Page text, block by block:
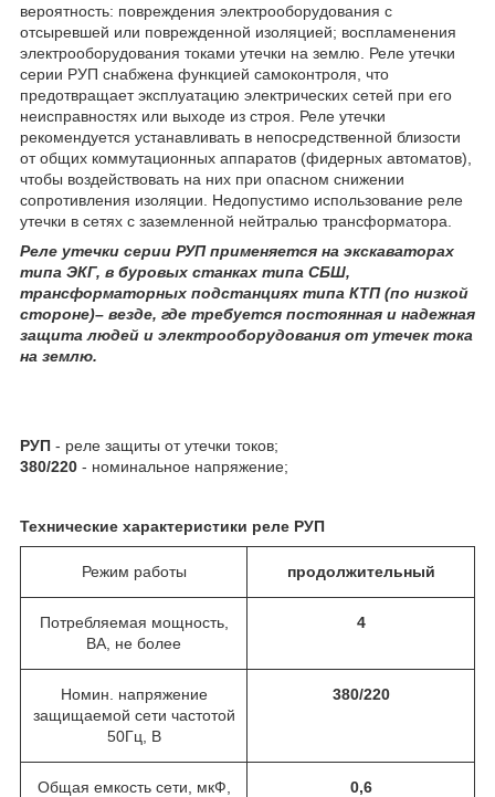
вероятность: повреждения электрооборудования с
отсыревшей или поврежденной изоляцией; воспламенения
электрооборудования токами утечки на землю. Реле утечки
серии РУП снабжена функцией самоконтроля, что
предотвращает эксплуатацию электрических сетей при его
неисправностях или выходе из строя. Реле утечки
рекомендуется устанавливать в непосредственной близости
от общих коммутационных аппаратов (фидерных автоматов),
чтобы воздействовать на них при опасном снижении
сопротивления изоляции. Недопустимо использование реле
утечки в сетях с заземленной нейтралью трансформатора.
Реле утечки серии РУП применяется на экскаваторах
типа ЭКГ, в буровых станках типа СБШ,
трансформаторных подстанциях типа КТП (по низкой
стороне)– везде, где требуется постоянная и надежная
защита людей и электрооборудования от утечек тока
на землю.
РУП - реле защиты от утечки токов;
380/220 - номинальное напряжение;
Технические характеристики реле РУП
Режим работы продолжительный
Потребляемая мощность,
ВА, не более
4
Номин. напряжение
защищаемой сети частотой
50Гц, В
380/220
Общая емкость сети, мкФ,
0,6